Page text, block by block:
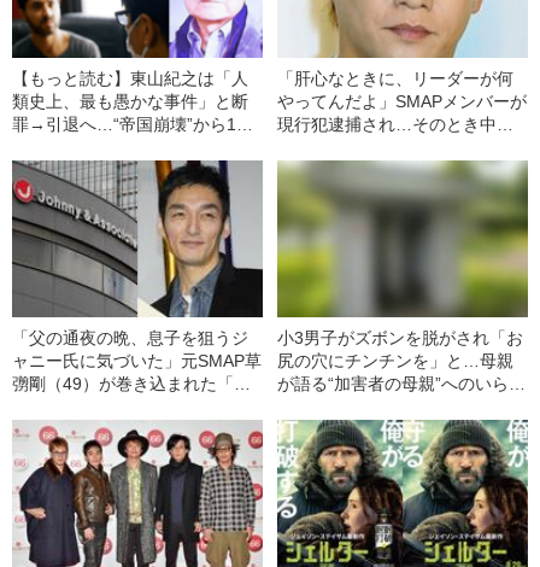
【もっと読む】東山紀之は「人
類史上、最も愚かな事件」と断
罪→引退へ…“帝国崩壊”から1
みに出るまで
「肝心なときに、リーダーが何
やってんだよ」SMAPメンバーが
現行犯逮捕され…そのとき中居
「父の通夜の晩、息子を狙うジ
ャニー氏に気づいた」元SMAP草
彅剛（49）が巻き込まれた「ジ
因縁”
小3男子がズボンを脱がされ「お
尻の穴にチンチンを」と…母親
が語る“加害者の母親”へのいらだ